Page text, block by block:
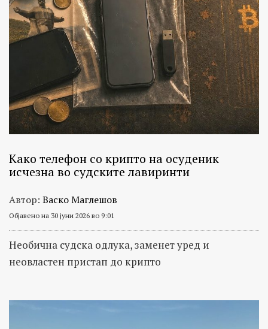
Како телефон со крипто на осуденик
исчезна во судските лавиринти
Автор: Васко Маглешов
Објавено на 30 јуни 2026 во 9:01
Необична судска одлука, заменет уред и
неовластен пристап до крипто